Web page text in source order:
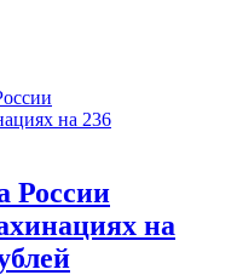
России
на